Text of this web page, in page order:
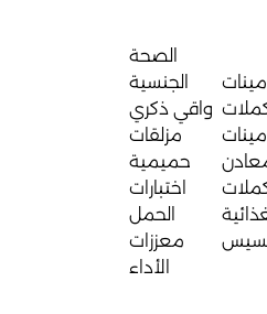
الصحة
الجنسية
واقي ذكري
مزلقات
حميمية
اختبارات
الحمل
معززات
الأداء